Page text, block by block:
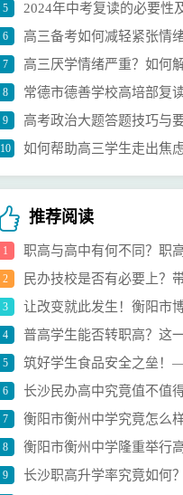
路轻松应对
5
2024年中考复读的必要性
议
6 高三备考如何减轻紧张情
7 高三厌学情绪严重？如何
8 常德市德善学校高培部复
9 高考政治大题答题技巧与
10 如何帮助高三学生走出焦
推荐阅读
1 职高与高中有何不同？职
2
民办技校是否有必要上？
弊
3
让改变就此发生！衡阳市
实全解析
4 普高学生能否转职高？这
5
筑好学生食品安全之垒
学校长唐跃
6
长沙民办高中究竟值不值
吗？
7 衡阳市衡州中学究竟怎么
8
衡阳市衡州中学隆重举行
员大会
9 长沙职高升学率究竟如何